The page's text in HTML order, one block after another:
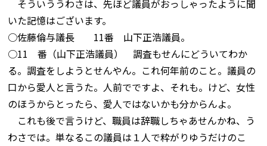
そういううわさは、先ほど議員がおっしゃったように聞
いた記憶はございます。
○佐藤倫与議長 11番 山下正浩議員。
○11 番（山下正浩議員） 調査もせんにどういてわか
る。調査をしようとせんやん。これ何年前のこと。議員の
口から愛人と言うた。人前でですよ、それも。けど、女性
のほうからとったら、愛人ではないかも分からんよ。
これも後で言うけど、職員は辞職しちゃあせんかね、う
わさでは。単なるこの議員は１人で粋がりゆうだけのこ